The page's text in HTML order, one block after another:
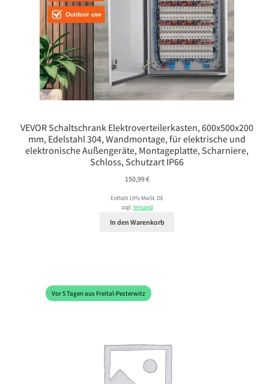
VEVOR Schaltschrank Elektroverteilerkasten, 600x500x200
mm, Edelstahl 304, Wandmontage, für elektrische und
elektronische Außengeräte, Montageplatte, Scharniere,
Schloss, Schutzart IP66
150,99€
Enthält 19% MwSt. DE
zzgl.Versand
In den Warenkorb
Vor 5 Tagen aus Freital-Pesterwitz